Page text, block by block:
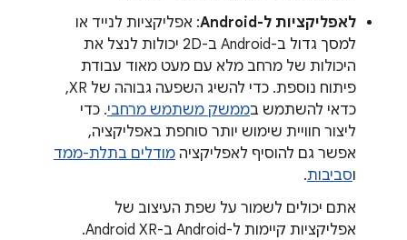
לאפליקציות ל-Android
: אפליקציות לנייד או
למסך גדול ב-Android ב-2D יכולות לנצל את
היכולות של מרחב מלא עם מעט מאוד עבודת
פיתוח נוספת. כדי להשיג השפעה גבוהה של XR,
כדאי להשתמש בממשק משתמש מרחבי. כדי
ליצור חוויית שימוש יותר סוחפת באפליקציה,
אפשר גם להוסיף לאפליקציה מודלים בתלת-ממד
וסביבות.
אתם יכולים לשמור על שפת העיצוב של
אפליקציות קיימות ל-Android ב-Android XR.